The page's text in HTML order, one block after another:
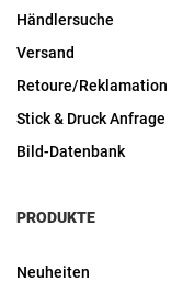
Händlersuche
Versand
Retoure/Reklamation
Stick & Druck Anfrage
Bild-Datenbank
PRODUKTE
Neuheiten